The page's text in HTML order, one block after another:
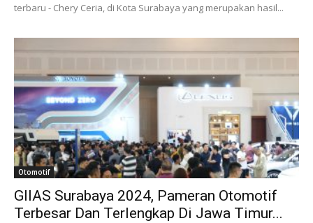
terbaru - Chery Ceria, di Kota Surabaya yang merupakan hasil...
Otomotif
GIIAS Surabaya 2024, Pameran Otomotif
Terbesar Dan Terlengkap Di Jawa Timur...